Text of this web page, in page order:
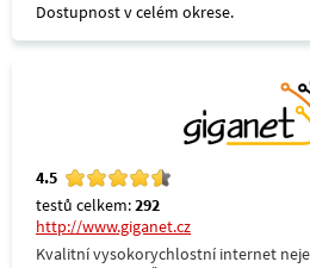
Dostupnost v celém okrese.
4.5
testů celkem:292
http://www.giganet.cz
Kvalitní vysokorychlostní internet